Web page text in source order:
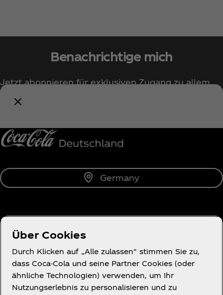
Benachrichtige mich
Jetzt abonnieren für exklusiven Zugang zu allem
Germany
Über uns
Du brauchst Hilfe?
Über Cookies
Durch Klicken auf „Alle zulassen“ stimmen Sie zu,
dass Coca-Cola und seine Partner Cookies (oder
ähnliche Technologien) verwenden, um Ihr
Nutzungserlebnis zu personalisieren und zu